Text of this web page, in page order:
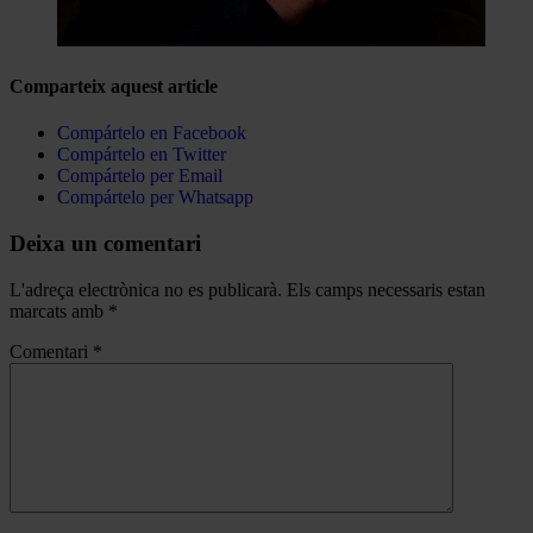
Comparteix aquest article
Compártelo en Facebook
Compártelo en Twitter
Compártelo per Email
Compártelo per Whatsapp
Deixa un comentari
L'adreça electrònica no es publicarà. Els camps necessaris estan
marcats amb *
Comentari *